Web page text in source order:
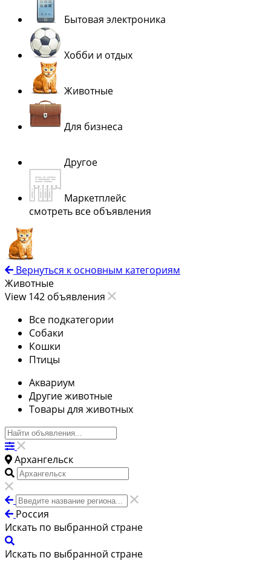
Бытовая электроника
Хобби и отдых
Животные
Для бизнеса
Другое
Маркетплейс
смотреть все объявления
Вернуться к основным категориям
Животные
View 142 объявления
Все подкатегории
Собаки
Кошки
Птицы
Аквариум
Другие животные
Товары для животных
Архангельск
Россия
Искать по выбранной стране
Искать по выбранной стране